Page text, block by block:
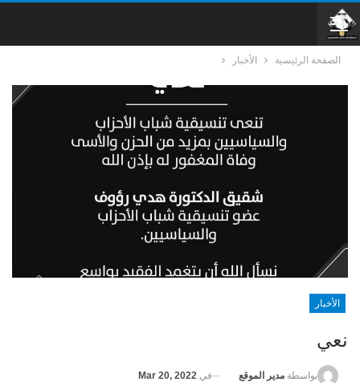
الصفحة الرئيسية الأخبار
الأخبار
نعي
بواسطة مدير الموقع في Mar 20, 2022